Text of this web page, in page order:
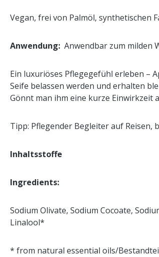
Vegan, frei von Palmöl, synthetischen
Anwendung: Anwendbar zum milden
Ein luxuriöses Pflegegefühl erleben –
Seife belassen werden und erhalten
Gönnt man ihm eine kurze Einwirkzeit
Tipp: Pflegender Begleiter auf Reisen,
Inhaltsstoffe
Ingredients:
Sodium Olivate, Sodium Cocoate,
Linalool*
* from natural essential oils/